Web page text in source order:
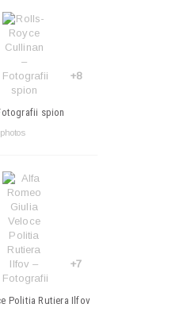
+8
spion
+7
Politia Rutiera Ilfov